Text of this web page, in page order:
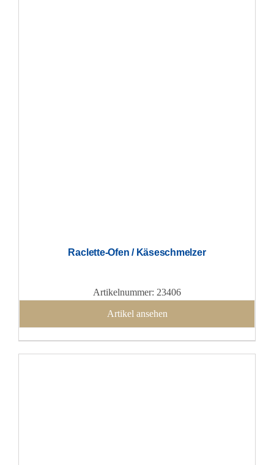
Raclette-Ofen / Käseschmelzer
Artikelnummer: 23406
Artikel ansehen